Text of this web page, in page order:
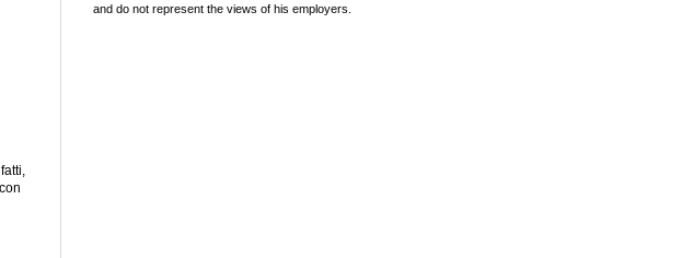
and do not represent the views of his employers.